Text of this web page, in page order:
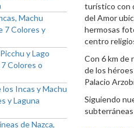
turístico con
del Amor
hermosas
centro
Con 6 km de
de los
Palacio
Siguiendo
Machu
7 Colores y
y Lago
Colores o
los Incas y Machu
y Laguna
de Nazca,